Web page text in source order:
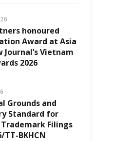
honoured
Award at Asia
Journal’s Vietnam
2026
Grounds and
Standard for
Trademark Filings
TT-BKHCN